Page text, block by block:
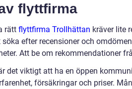
flyttfirma
rätt flyttfirma Trollhättan kräver lite
söka efter recensioner och
Att be om rekommendationer
det viktigt att ha en öppen
försäkringar och priser.